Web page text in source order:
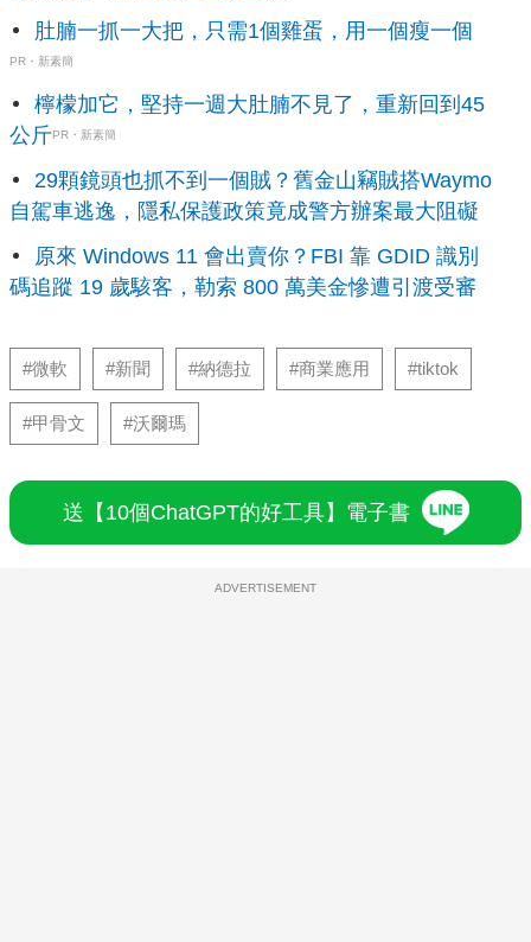
肚腩一抓一大把，只需1個雞蛋，用一個瘦一個
PR・新素簡
檸檬加它，堅持一週大肚腩不見了，重新回到45
公斤PR・新素簡
29顆鏡頭也抓不到一個賊？舊金山竊賊搭Waymo
自駕車逃逸，隱私保護政策竟成警方辦案最大阻礙
原來 Windows 11 會出賣你？FBI 靠 GDID 識別
碼追蹤 19 歲駭客，勒索 800 萬美金慘遭引渡受審
#微軟 #新聞 #納德拉 #商業應用 #tiktok
#甲骨文 #沃爾瑪
送【10個ChatGPT的好工具】電子書
ADVERTISEMENT